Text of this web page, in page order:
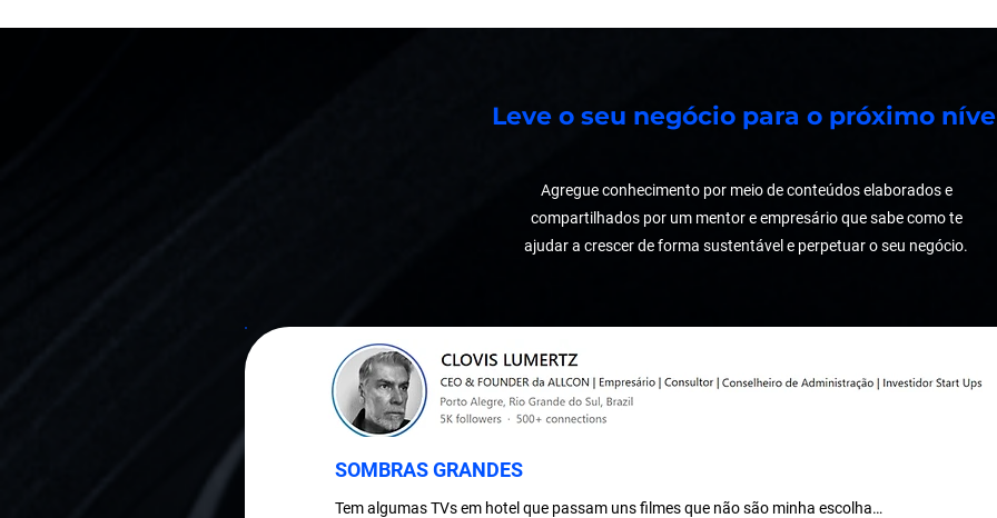
Leve o seu negócio para o próximo
Agregue conhecimento por meio de conteúdos elaborados e
compartilhados por um mentor e empresário que sabe como te
ajudar a crescer de forma sustentável e perpetuar o seu negócio.
SOMBRAS GRANDES
Tem algumas TVs em hotel que passam uns filmes que não são minha escolha…